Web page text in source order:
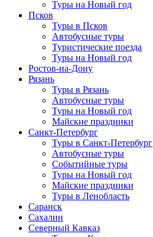
Туры на Новый год
Псков
Туры в Псков
Автобусные туры
Туристические поезда
Туры на Новый год
Ростов-на-Дону
Рязань
Туры в Рязань
Автобусные туры
Туры на Новый год
Майские праздники
Санкт-Петербург
Туры в Санкт-Петербург
Автобусные туры
Событийные туры
Туры на Новый год
Майские праздники
Туры в Ленобласть
Саранск
Сахалин
Северный Кавказ